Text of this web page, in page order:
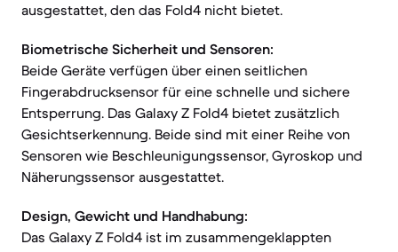
ausgestattet, den das Fold4 nicht bietet.
Biometrische Sicherheit und Sensoren:
Beide Geräte verfügen über einen seitlichen
Fingerabdrucksensor für eine schnelle und sichere
Entsperrung. Das Galaxy Z Fold4 bietet zusätzlich
Gesichtserkennung. Beide sind mit einer Reihe von
Sensoren wie Beschleunigungssensor, Gyroskop und
Näherungssensor ausgestattet.
Design, Gewicht und Handhabung:
Das Galaxy Z Fold4 ist im zusammengeklappten